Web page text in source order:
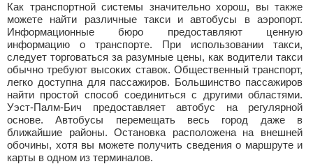
Как транспортной системы значительно хорош, вы также
можете найти различные такси и автобусы в аэропорт.
Информационные бюро предоставляют ценную
информацию о транспорте. При использовании такси,
следует торговаться за разумные цены, как водители такси
обычно требуют высоких ставок. Общественный транспорт,
легко доступна для пассажиров. Большинство пассажиров
найти простой способ соединиться с другими областями.
Уэст-Палм-Бич предоставляет автобус на регулярной
основе. Автобусы перемещать весь город даже в
ближайшие районы. Остановка расположена на внешней
обочины, хотя вы можете получить сведения о маршруте и
карты в одном из терминалов.